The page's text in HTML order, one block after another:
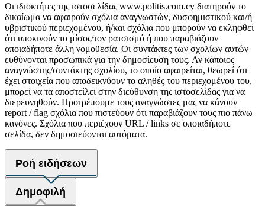
Οι ιδιοκτήτες της ιστοσελίδας www.politis.com.cy διατηρούν το
δικαίωμα να αφαιρούν σχόλια αναγνωστών, δυσφημιστικού και/ή
υβριστικού περιεχομένου, ή/και σχόλια που μπορούν να εκληφθεί
ότι υποκινούν το μίσος/τον ρατσισμό ή που παραβιάζουν
οποιαδήποτε άλλη νομοθεσία. Οι συντάκτες των σχολίων αυτών
ευθύνονται προσωπικά για την δημοσίευση τους. Αν κάποιος
αναγνώστης/συντάκτης σχολίου, το οποίο αφαιρείται, θεωρεί ότι
έχει στοιχεία που αποδεικνύουν το αληθές του περιεχομένου του,
μπορεί να τα αποστείλει στην διεύθυνση της ιστοσελίδας για να
διερευνηθούν. Προτρέπουμε τους αναγνώστες μας να κάνουν
report / flag σχόλια που πιστεύουν ότι παραβιάζουν τους πιο πάνω
κανόνες. Σχόλια που περιέχουν URL / links σε οποιαδήποτε
σελίδα, δεν δημοσιεύονται αυτόματα.
Ροή ειδήσεων
Δημοφιλή